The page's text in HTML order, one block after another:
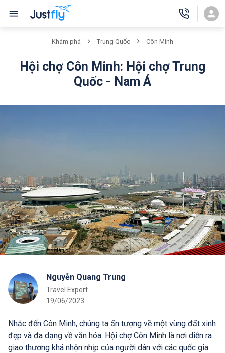
Khám phá Trung Quốc Côn Minh
Hội chợ Côn Minh: Hội chợ Trung
Quốc - Nam Á
Nguyễn Quang Trung
Travel Expert
19/06/2023
Nhắc đến Côn Minh, chúng ta ấn tượng về một vùng đất xinh
đẹp và đa dạng về văn hóa. Hội chợ Côn Minh là nơi diễn ra
giao thương khá nhộn nhịp của người dân với các quốc gia